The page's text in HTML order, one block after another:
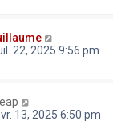
22, 2025 9:56 pm
13, 2025 6:50 pm